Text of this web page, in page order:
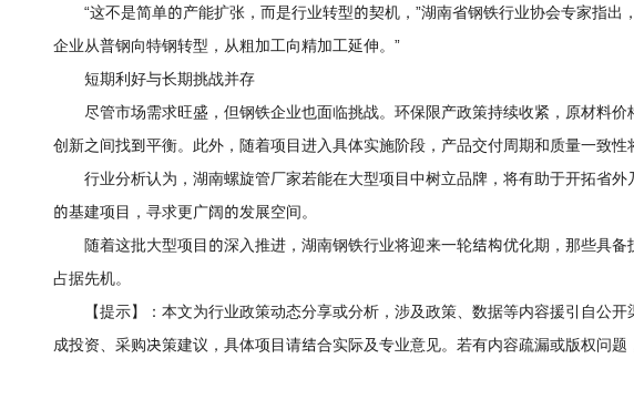
“这不是简单的产能扩张，而是行业转型的契机，”湖南省钢铁行业协会专家指出
企业从普钢向特钢转型，从粗加工向精加工延伸。”
短期利好与长期挑战并存
尽管市场需求旺盛，但钢铁企业也面临挑战。环保限产政策持续收紧，原材料价
创新之间找到平衡。此外，随着项目进入具体实施阶段，产品交付周期和质量一致性
行业分析认为，湖南螺旋管厂家若能在大型项目中树立品牌，将有助于开拓省
的基建项目，寻求更广阔的发展空间。
随着这批大型项目的深入推进，湖南钢铁行业将迎来一轮结构优化期，那些具备
占据先机。
【提示】：本文为行业政策动态分享或分析，涉及政策、数据等内容援引自公
成投资、采购决策建议，具体项目请结合实际及专业意见。若有内容疏漏或版权问题